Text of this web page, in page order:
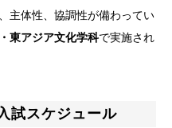
主体性、協調性が備わってい
東アジア文化学科で実施され
試スケジュール